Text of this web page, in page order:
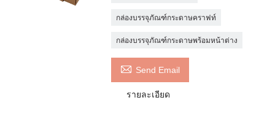
กล่องบรรจุภัณฑ์กระดาษคราฟท์
กล่องบรรจุภัณฑ์กระดาษพร้อมหน้าต่าง
 Send Email
รายละเอียด